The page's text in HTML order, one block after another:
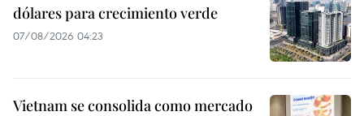
dólares para crecimiento verde
07/08/2026 04:23
Vietnam se consolida como mercado